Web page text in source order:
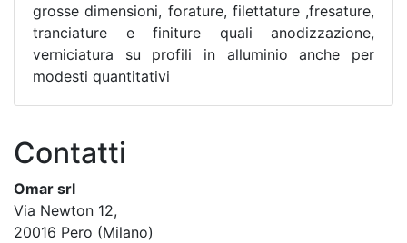
grosse dimensioni, forature, filettature ,fresature,
tranciature e finiture quali anodizzazione,
verniciatura su profili in alluminio anche per
modesti quantitativi
Contatti
Omar srl
Via Newton 12,
20016 Pero (Milano)